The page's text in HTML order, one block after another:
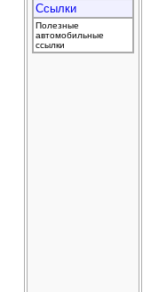
Ссылки
Полезные
автомобильные
ссылки